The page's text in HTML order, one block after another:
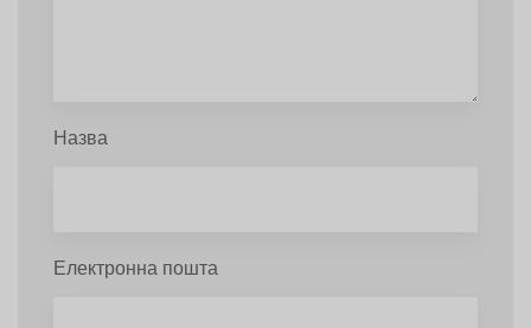
Назва
Електронна пошта